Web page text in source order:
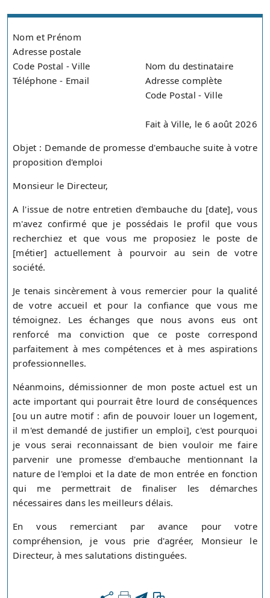
Nom et Prénom
Adresse postale
Code Postal - Ville
Téléphone - Email
Nom du destinataire
Adresse complète
Code Postal - Ville
Fait à Ville, le 6 août 2026
Objet : Demande de promesse d'embauche suite à votre
proposition d'emploi
Monsieur le Directeur,
A l'issue de notre entretien d'embauche du [date], vous
m'avez confirmé que je possédais le profil que vous
recherchiez et que vous me proposiez le poste de
[métier] actuellement à pourvoir au sein de votre
société.
Je tenais sincèrement à vous remercier pour la qualité
de votre accueil et pour la confiance que vous me
témoignez. Les échanges que nous avons eus ont
renforcé ma conviction que ce poste correspond
parfaitement à mes compétences et à mes aspirations
professionnelles.
Néanmoins, démissionner de mon poste actuel est un
acte important qui pourrait être lourd de conséquences
[ou un autre motif : afin de pouvoir louer un logement,
il m'est demandé de justifier un emploi], c'est pourquoi
je vous serai reconnaissant de bien vouloir me faire
parvenir une promesse d'embauche mentionnant la
nature de l'emploi et la date de mon entrée en fonction
qui me permettrait de finaliser les démarches
nécessaires dans les meilleurs délais.
En vous remerciant par avance pour votre
compréhension, je vous prie d'agréer, Monsieur le
Directeur, à mes salutations distinguées.